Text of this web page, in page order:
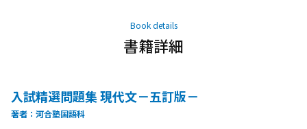
Book details
書籍詳細
入試精選問題集 現代文－五訂版－
著者：河合塾国語科